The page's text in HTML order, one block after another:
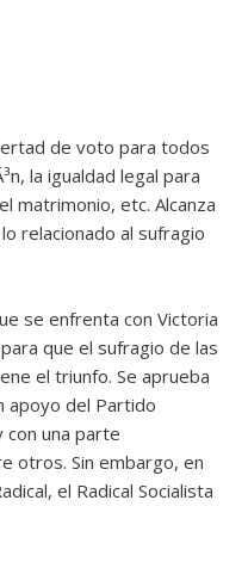
de voto para todos
la igualdad legal para
matrimonio, etc. Alcanza
relacionado al sufragio
se enfrenta con Victoria
que el sufragio de las
el triunfo. Se aprueba
apoyo del Partido
con una parte
otros. Sin embargo, en
el Radical Socialista